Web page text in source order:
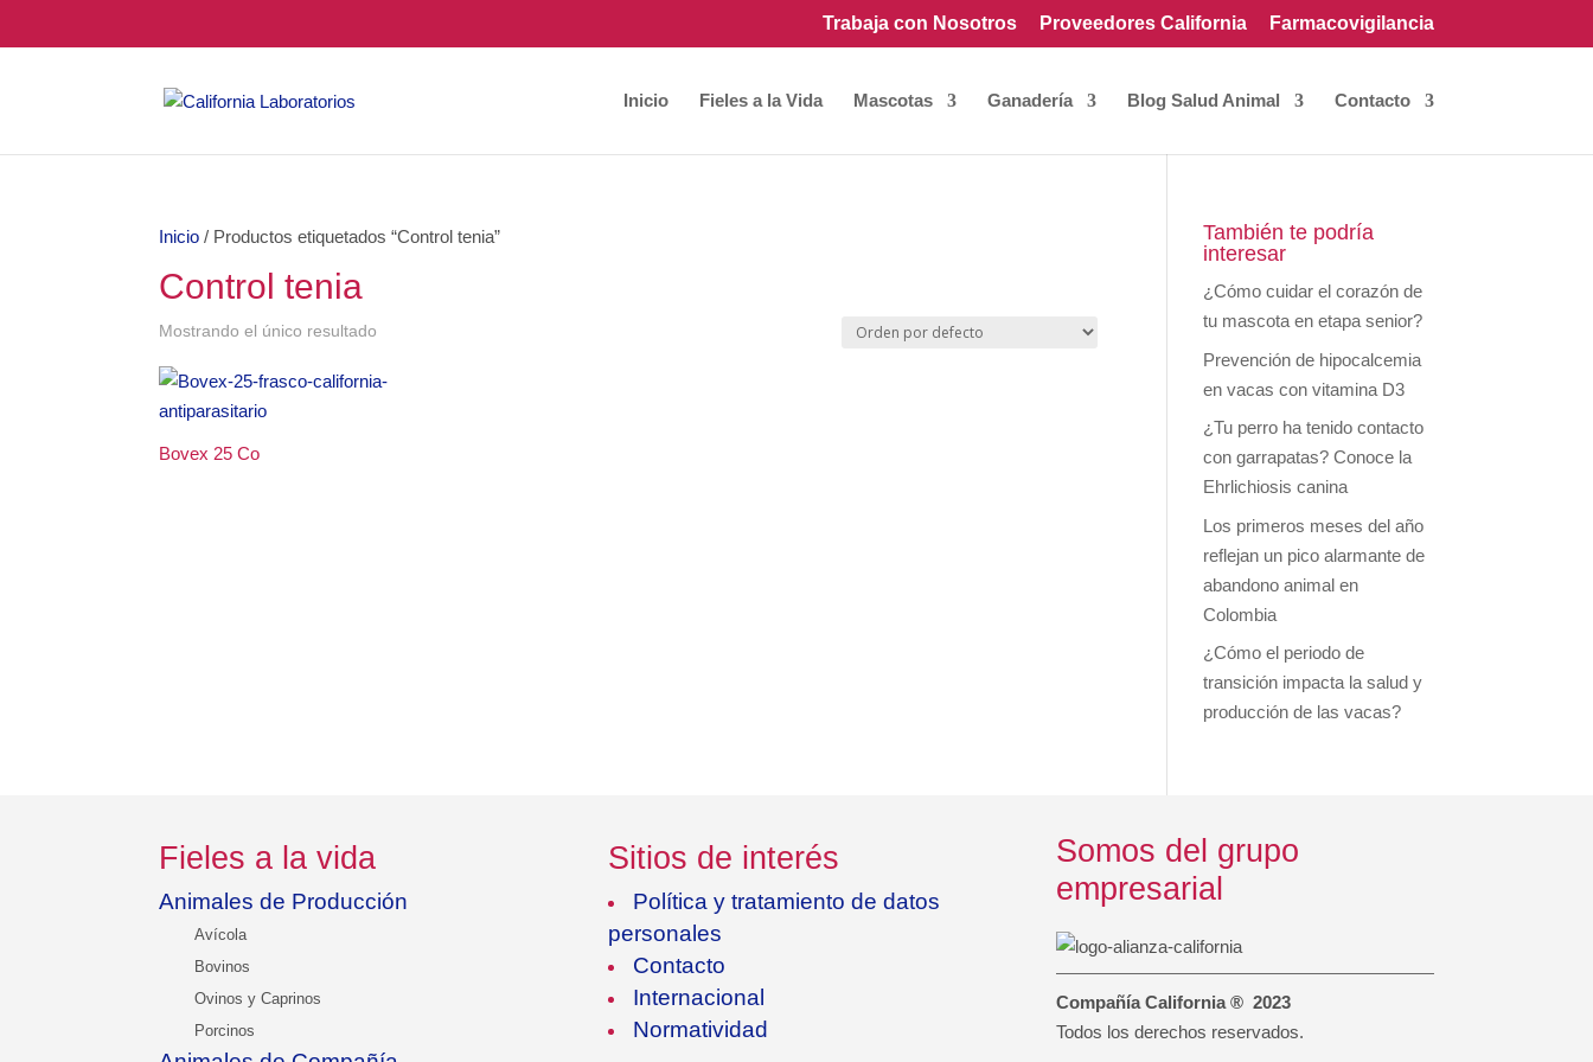
Trabaja con Nosotros Proveedores California Farmacovigilancia
Inicio Fieles a la Vida Mascotas Ganadería Blog Salud Animal Contacto
Inicio / Productos etiquetados “Control tenia”
Control tenia
Mostrando el único resultado
Bovex 25 Co
También te podría
interesar
¿Cómo cuidar el corazón de
tu mascota en etapa senior?
Prevención de hipocalcemia
en vacas con vitamina D3
¿Tu perro ha tenido contacto
con garrapatas? Conoce la
Ehrlichiosis canina
Los primeros meses del año
reflejan un pico alarmante de
abandono animal en
Colombia
¿Cómo el periodo de
transición impacta la salud y
producción de las vacas?
Fieles a la vida
Animales de Producción
Avícola
Bovinos
Ovinos y Caprinos
Porcinos
Sitios de interés
Política y tratamiento de datos
personales
Contacto
Internacional
Normatividad
Somos del grupo
empresarial
Compañía California ® 2023
Todos los derechos reservados.